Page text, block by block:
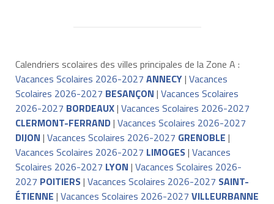
Calendriers scolaires des villes principales de la Zone A :
Vacances Scolaires 2026-2027 ANNECY| Vacances
Scolaires 2026-2027 BESANÇON | Vacances Scolaires
2026-2027 BORDEAUX| Vacances Scolaires 2026-2027
CLERMONT-FERRAND| Vacances Scolaires 2026-2027
DIJON | Vacances Scolaires 2026-2027 GRENOBLE |
Vacances Scolaires 2026-2027 LIMOGES| Vacances
Scolaires 2026-2027 LYON | Vacances Scolaires 2026-
2027 POITIERS| Vacances Scolaires 2026-2027 SAINT-
ÉTIENNE | Vacances Scolaires 2026-2027 VILLEURBANNE